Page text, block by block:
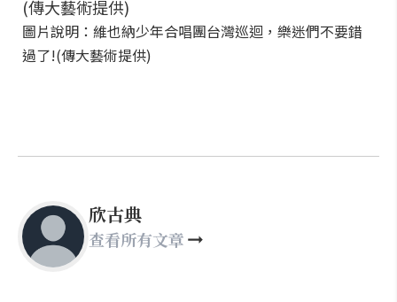
圖片說明：維也納少年合唱團台灣巡迴，樂迷們不要錯
過了!(傳大藝術提供)
欣古典
查看所有文章